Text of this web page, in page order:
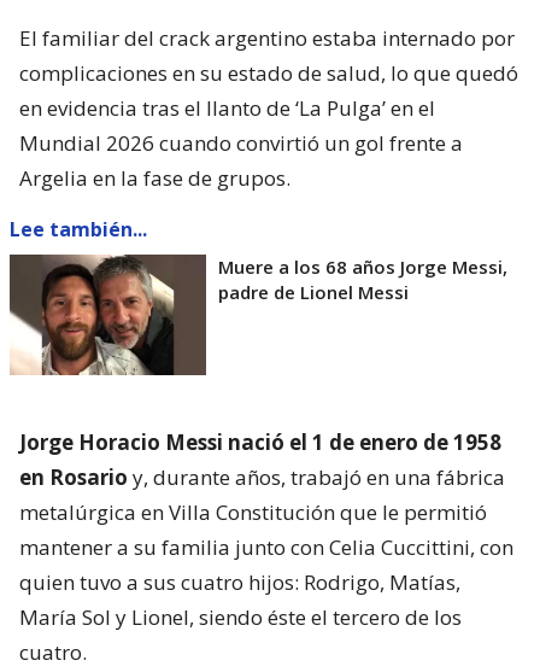
El familiar del crack argentino estaba internado por
complicaciones en su estado de salud, lo que quedó
en evidencia tras el llanto de ‘La Pulga’ en el
Mundial 2026 cuando convirtió un gol frente a
Argelia en la fase de grupos.
Lee también...
Muere a los 68 años Jorge Messi,
padre de Lionel Messi
Jorge Horacio Messi nació el 1 de enero de 1958
en Rosario y, durante años, trabajó en una fábrica
metalúrgica en Villa Constitución que le permitió
mantener a su familia junto con Celia Cuccittini, con
quien tuvo a sus cuatro hijos: Rodrigo, Matías,
María Sol y Lionel, siendo éste el tercero de los
cuatro.